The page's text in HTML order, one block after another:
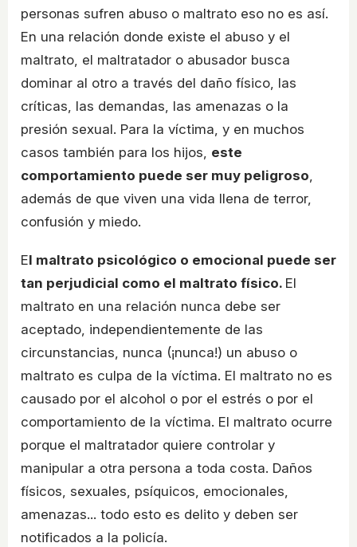
personas sufren abuso o maltrato eso no es así.
En una relación donde existe el abuso y el
maltrato, el maltratador o abusador busca
dominar al otro a través del daño físico, las
críticas, las demandas, las amenazas o la
presión sexual. Para la víctima, y en muchos
casos también para los hijos, este
comportamiento puede ser muy peligroso,
además de que viven una vida llena de terror,
confusión y miedo.
El maltrato psicológico o emocional puede ser
tan perjudicial como el maltrato físico. El
maltrato en una relación nunca debe ser
aceptado, independientemente de las
circunstancias, nunca (¡nunca!) un abuso o
maltrato es culpa de la víctima. El maltrato no es
causado por el alcohol o por el estrés o por el
comportamiento de la víctima. El maltrato ocurre
porque el maltratador quiere controlar y
manipular a otra persona a toda costa. Daños
físicos, sexuales, psíquicos, emocionales,
amenazas... todo esto es delito y deben ser
notificados a la policía.